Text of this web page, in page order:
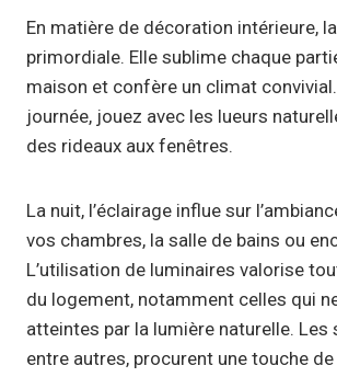
En matière de décoration intérieure,
primordiale. Elle sublime chaque
maison et confère un climat
journée, jouez avec les lueurs
des rideaux aux fenêtres.
La nuit, l’éclairage influe sur
vos chambres, la salle de bains ou
L’utilisation de luminaires valorise
du logement, notamment celles qui
atteintes par la lumière naturelle. Les
entre autres, procurent une touche